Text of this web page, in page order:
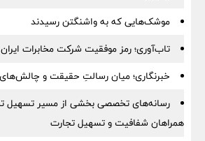
موشک‌هایی که به واشنگتن رسیدند
تاب‌آوری؛ رمز موفقیت شرکت مخابرات
خبرنگاری؛ میان رسالتِ حقیقت و
رسانه‌های تخصصی بخشی از مسیر تسهیل
همراهان شفافیت و تسهیل تجارت